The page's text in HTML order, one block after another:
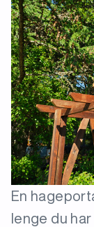
En
lenge du